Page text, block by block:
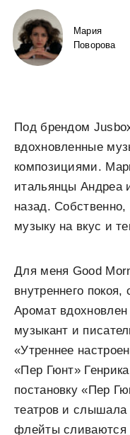
Мария
Поворова
Под брендом
вдохновленные
композициями.
итальянцы Андреа
назад.
музыку на вкус и
Для меня Good
внутреннего
Аромат вдохновлен
музыкант и
«Утреннее
«Пер Гюнт»
постановку «Пер
театров и слышала
флейты сливаются